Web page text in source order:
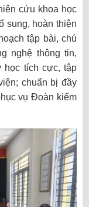
cứu khoa học
sung, hoàn thiện
tập bài, chú
nghệ thông tin,
học tích cực, tập
chuẩn bị đầy
vụ Đoàn kiểm